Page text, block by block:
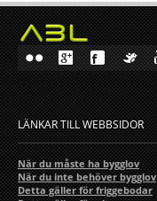
LÄNKAR TILL WEBBSIDOR
När du måste ha bygglov
När du inte behöver bygglov
Detta gäller för friggebodar